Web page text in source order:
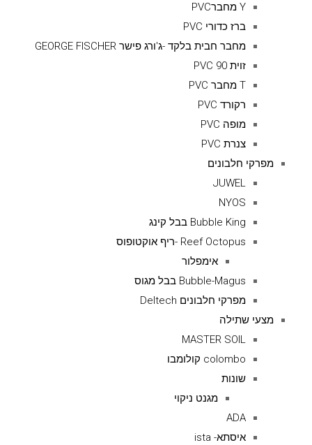
Y מחברPVC
ברז כדורי PVC
מחבר חבית בלקד -ג'ורג פישר GEORGE FISCHER
זוית 90 PVC
T מחבר PVC
רקורד PVC
מופה PVC
צנרת PVC
מפרקי חלבונים
JUWEL
NYOS
Bubble King בבל קינג
Reef Octopus -ריף אוקטופוס
אימפלור
Bubble-Magus בבל מגוס
מפרקי חלבונים Deltech
מצעי שתילה
MASTER SOIL
colombo קולומבו
שונות
מגנט ניקוי
ADA
איסתא- ista